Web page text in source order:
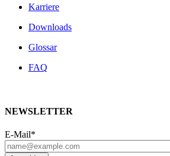
Karriere
Downloads
Glossar
FAQ
NEWSLETTER
E-Mail*